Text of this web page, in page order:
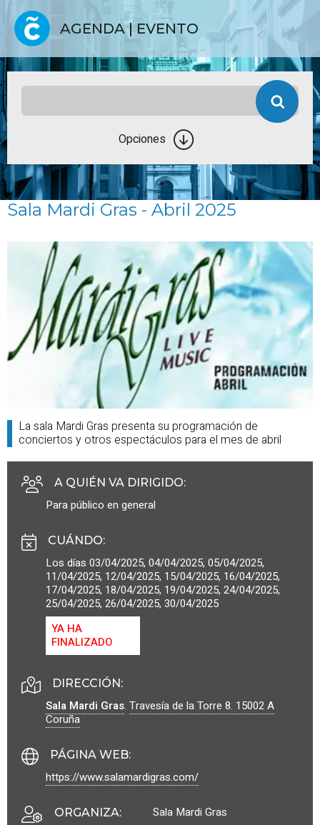
AGENDA | EVENTO
Opciones
Sala Mardi Gras - Abril 2025
La sala Mardi Gras presenta su programación de
conciertos y otros espectáculos para el mes de abril
A QUIÉN VA DIRIGIDO:
Para público en general
CUÁNDO:
Los días 03/04/2025, 04/04/2025, 05/04/2025,
11/04/2025, 12/04/2025, 15/04/2025, 16/04/2025,
17/04/2025, 18/04/2025, 19/04/2025, 24/04/2025,
25/04/2025, 26/04/2025, 30/04/2025
YA HA
FINALIZADO
DIRECCIÓN:
Sala Mardi Gras. Travesía de la Torre 8. 15002A
Coruña
PÁGINA WEB:
https://www.salamardigras.com/
ORGANIZA: Sala Mardi Gras